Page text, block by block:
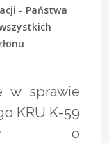
- Państwa
w sprawie
KRU K-59
o